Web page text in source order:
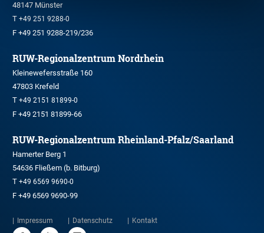
48147 Münster
T +49 251 9288-0
F +49 251 9288-219/236
RUW-Regionalzentrum Nordrhein
Kleinewefersstraße 160
47803 Krefeld
T +49 2151 81899-0
F +49 2151 81899-66
RUW-Regionalzentrum Rheinland-Pfalz/Saarland
Hamerter Berg 1
54636 Fließem (b. Bitburg)
T +49 6569 9690-0
F +49 6569 9690-99
Impressum Datenschutz Kontakt